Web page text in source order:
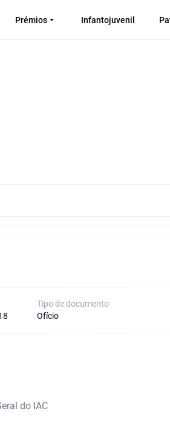
Prémios Infantojuvenil
Tipo de documento
Ofício
do IAC